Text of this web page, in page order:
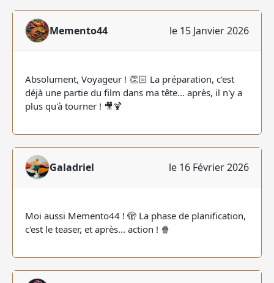
Memento44 le 15 Janvier 2026
Absolument, Voyageur ! 👏🏻 La préparation, c'est
déjà une partie du film dans ma tête... après, il n'y a
plus qu'à tourner ! 🎥🍹
Galadriel le 16 Février 2026
Moi aussi Memento44 ! 🫣 La phase de planification,
c'est le teaser, et après... action ! 🍿